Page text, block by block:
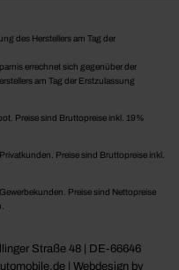
des Herstellers am Tag der
errechnet sich gegenüber der
am Tag der Erstzulassung
Preise sind Bruttopreise inkl. 19%
Preise sind Bruttopreise inkl.
Preise sind Nettopreise
Straße 48 | DE-66646
| Webdesign by